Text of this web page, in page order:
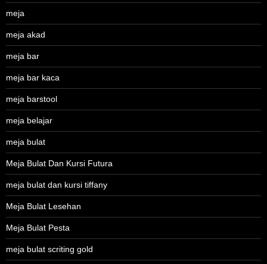
meja
meja akad
meja bar
meja bar kaca
meja barstool
meja belajar
meja bulat
Meja Bulat Dan Kursi Futura
meja bulat dan kursi tiffany
Meja Bulat Lesehan
Meja Bulat Pesta
meja bulat scriting gold